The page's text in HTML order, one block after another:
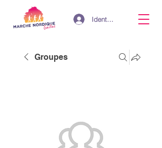
Identifiant
Groupes